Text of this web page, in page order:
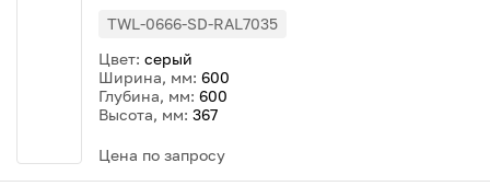
TWL-0666-SD-RAL7035
Цвет: серый
Ширина, мм: 600
Глубина, мм: 600
Высота, мм: 367
Цена по запросу